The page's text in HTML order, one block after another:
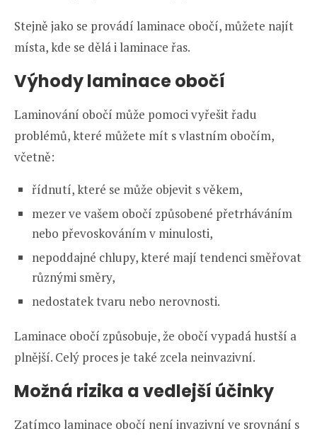
Stejně jako se provádí laminace obočí, můžete najít
místa, kde se dělá i laminace řas.
Výhody laminace obočí
Laminování obočí může pomoci vyřešit řadu
problémů, které můžete mít s vlastním obočím,
včetně:
řídnutí, které se může objevit s věkem,
mezer ve vašem obočí způsobené přetrháváním
nebo převoskováním v minulosti,
nepoddajné chlupy, které mají tendenci směřovat
různými směry,
nedostatek tvaru nebo nerovnosti.
Laminace obočí způsobuje, že obočí vypadá hustší a
plnější. Celý proces je také zcela neinvazivní.
Možná rizika a vedlejší účinky
Zatímco laminace obočí není invazivní ve srovnání s